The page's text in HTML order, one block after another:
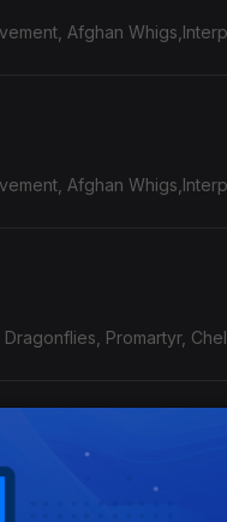
Afghan
Afghan
Promartyr,
N8noface, YHWH